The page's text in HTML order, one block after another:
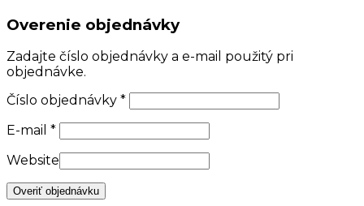
Overenie objednávky
Zadajte číslo objednávky a e-mail použitý pri
objednávke.
Číslo objednávky *
E-mail *
Website
Overiť objednávku